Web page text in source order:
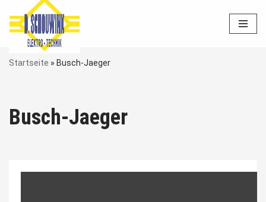
Zum
Inhalt
springen
Startseite » Busch-Jaeger
Busch-Jaeger